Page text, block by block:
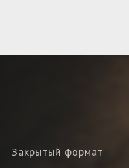
Закрытый формат